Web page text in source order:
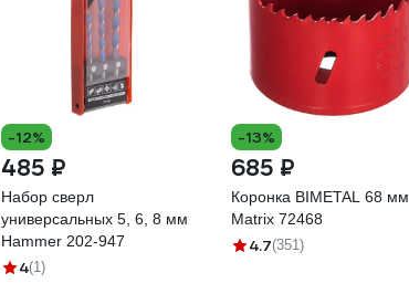
-12%
485 ₽
Набор сверл
универсальных 5, 6, 8 мм
Hammer 202-947
4(1)
-13%
685 ₽
Коронка BIMETAL 68 мм
Matrix 72468
4.7(351)